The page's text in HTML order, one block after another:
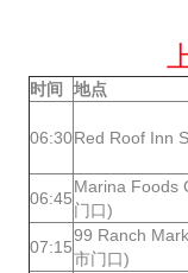
时间 地点
06:30Red Roof Inn
06:45
Marina Foods
门口)
07:15
99 Ranch
市门口)